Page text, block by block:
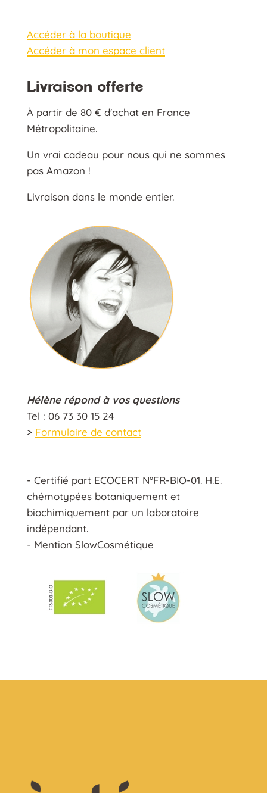
Accéder à la boutique
Accéder à mon espace client
Livraison offerte
À partir de 80 € d'achat en France
Métropolitaine.
Un vrai cadeau pour nous qui ne sommes
pas Amazon !
Livraison dans le monde entier.
Hélène répond à vos questions
Tel : 06 73 30 15 24
> Formulaire de contact
- Certifié part ECOCERT N°FR-BIO-01. H.E.
chémotypées botaniquement et
biochimiquement par un laboratoire
indépendant.
- Mention SlowCosmétique